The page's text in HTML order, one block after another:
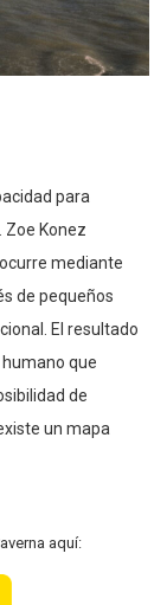
para
Konez
mediante
de pequeños
El resultado
que
de
un mapa
aquí: